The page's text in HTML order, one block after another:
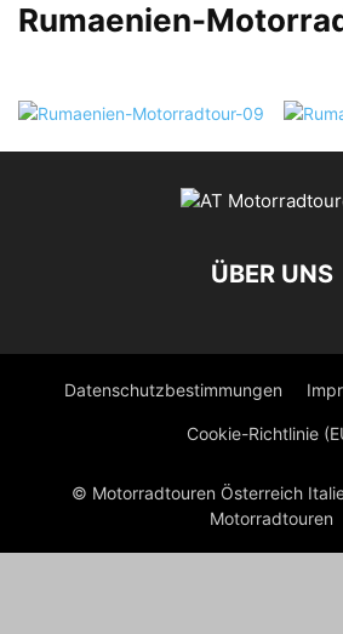
Rumaenien-
ÜBER UNS
Datenschutzbestimmungen
Cookie-Richtlinie
© Motorradtouren Österreich
Motorradtouren